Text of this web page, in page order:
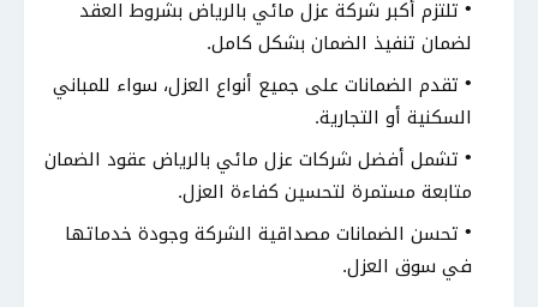
تلتزم أكبر شركة عزل مائي بالرياض بشروط العقد
لضمان تنفيذ الضمان بشكل كامل.
تقدم الضمانات على جميع أنواع العزل، سواء للمباني
السكنية أو التجارية.
تشمل أفضل شركات عزل مائي بالرياض عقود الضمان
متابعة مستمرة لتحسين كفاءة العزل.
تحسن الضمانات مصداقية الشركة وجودة خدماتها
في سوق العزل.